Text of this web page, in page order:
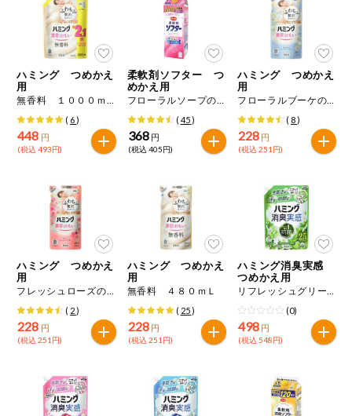
ハミング つめかえ
用
無香料 １０００ｍＬ
( 6)
448 円
(税込 493円)
柔軟剤ソフター つ
めかえ用
フローラルソープの香り １４００ｍＬ
( 45)
368 円
(税込 405円)
ハミング つめかえ
用
フローラルブーケの香り ４８０ｍＬ
( 8)
228 円
(税込 251円)
ハミング つめかえ
用
フレッシュローズの香り ４８０ｍＬ
( 2)
228 円
(税込 251円)
ハミング つめかえ
用
無香料 ４８０ｍＬ
( 25)
228 円
(税込 251円)
ハミング消臭実感
つめかえ用
リフレッシュグリーンの香り ９３０ｇ
(0)
498 円
(税込 548円)